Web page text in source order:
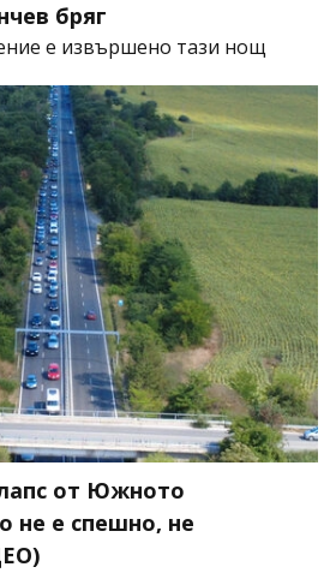
бряг
е извършено тази нощ
от Южното
не е спешно, не